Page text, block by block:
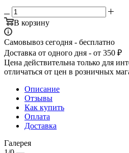
В корзину
Самовывоз сегодня - бесплатно
Доставка от одного дня - от 350 ₽
Цена действительна только для
отличаться от цен в розничных
Описание
Отзывы
Как купить
Оплата
Доставка
Галерея